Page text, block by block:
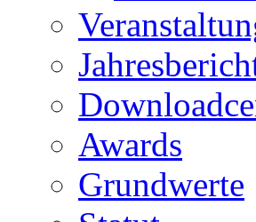
Awards
Grundwerte